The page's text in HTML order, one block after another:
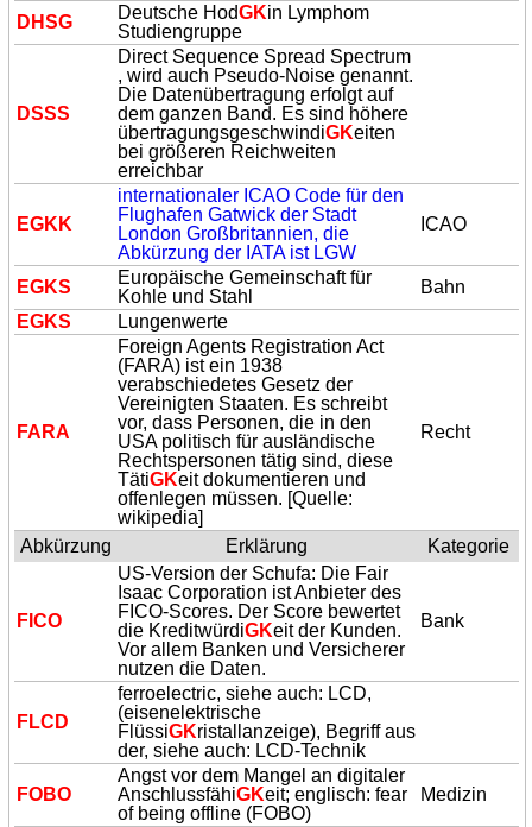
DHSG Deutsche HodGKin Lymphom
Studiengruppe
DSSS
Direct Sequence Spread Spectrum
, wird auch Pseudo-Noise genannt.
Die Datenübertragung erfolgt auf
dem ganzen Band. Es sind höhere
übertragungsgeschwindiGKeiten
bei größeren Reichweiten
erreichbar
EGK K
internationaler ICAO Code für den
Flughafen Gatwick der Stadt
London Großbritannien, die
Abkürzung der IATA ist LGW
ICAO
EGKS
Europäische Gemeinschaft für
Kohle und Stahl
Bahn
EGKS Lungenwerte
FARA
Foreign Agents Registration Act
(FARA) ist ein 1938
verabschiedetes Gesetz der
Vereinigten Staaten. Es schreibt
vor, dass Personen, die in den
USA politisch für ausländische
Rechtspersonen tätig sind, diese
TätiGKeit dokumentieren und
offenlegen müssen. [Quelle:
wikipedia]
Recht
Abkürzung Erklärung Kategorie
FICO
US-Version der Schufa: Die Fair
Isaac Corporation ist Anbieter des
FICO-Scores. Der Score bewertet
die KreditwürdiGKeit der Kunden.
Vor allem Banken und Versicherer
nutzen die Daten.
Bank
FLCD
ferroelectric, siehe auch: LCD,
(eisenelektrische
FlüssiGKristallanzeige), Begriff aus
der, siehe auch: LCD-Technik
FOBO
Angst vor dem Mangel an digitaler
AnschlussfähiGKeit; englisch: fear
of being offline (FOBO)
Medizin